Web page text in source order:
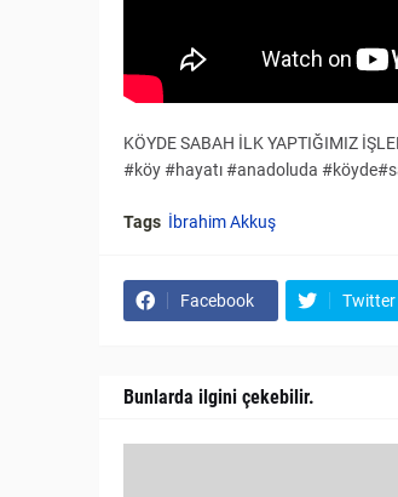
KÖYDE SABAH İLK YAPTIĞIMIZ
#köy #hayatı #anadoluda
Tags İbrahim Akkuş
Facebook Twitter
Bunlarda ilgini çekebilir.